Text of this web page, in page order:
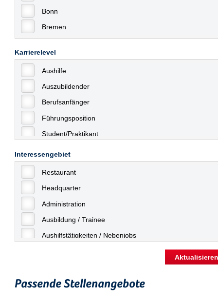
Bonn
Bremen
Celle
Chemnitz
Dessau
Dresden
Düsseldorf
Erfurt
Essen
Frankfurt
Frankfurt am Main
Freiburg
Fulda
Göppingen
Hamburg
Karrierelevel
Aushilfe
Auszubildender
Berufsanfänger
Führungsposition
Student/Praktikant
Interessengebiet
Restaurant
Headquarter
Administration
Ausbildung / Trainee
Aushilfstätigkeiten / Nebenjobs
Sonstiges
Passende Stellenangebote